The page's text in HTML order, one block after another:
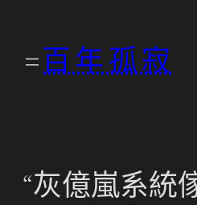
百年孤寂
“灰億嵐系統